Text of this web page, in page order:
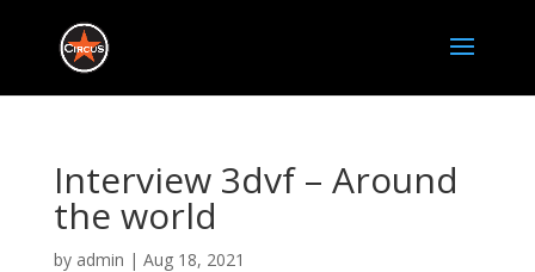
Interview 3dvf – Around
the world
by admin | Aug 18, 2021